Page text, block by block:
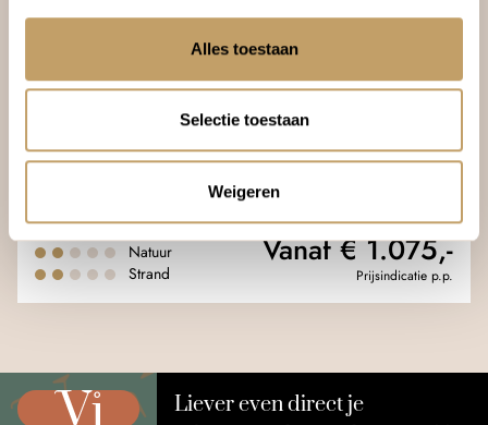
Alles toestaan
Selectie toestaan
Weigeren
Groeps- en incentivereis
3 dagen
Fly & drives
Lissabon > Fietstour Lissabon > Dagtour Sintra > airport
Cultuur
Natuur
Strand
Vanaf € 1.075,-
Prijsindicatie p.p.
Liever even direct je